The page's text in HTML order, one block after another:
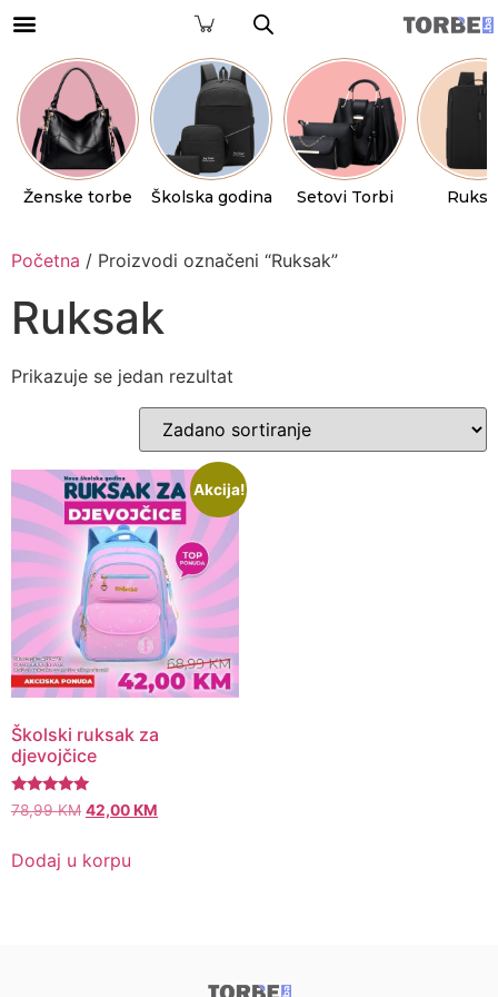
Ženske torbe Školska godina Setovi Torbi
Početna / Proizvodi označeni “Ruksak”
Ruksak
Prikazuje se jedan rezultat
Akcija!
Školski ruksak za
djevojčice
Ocjenjeno
5.00
78,99KM 42,00KM
Dodaj u korpu